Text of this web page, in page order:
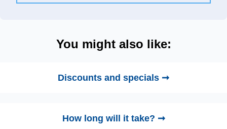
You might also like:
Discounts and specials ➞
How long will it take? ➞